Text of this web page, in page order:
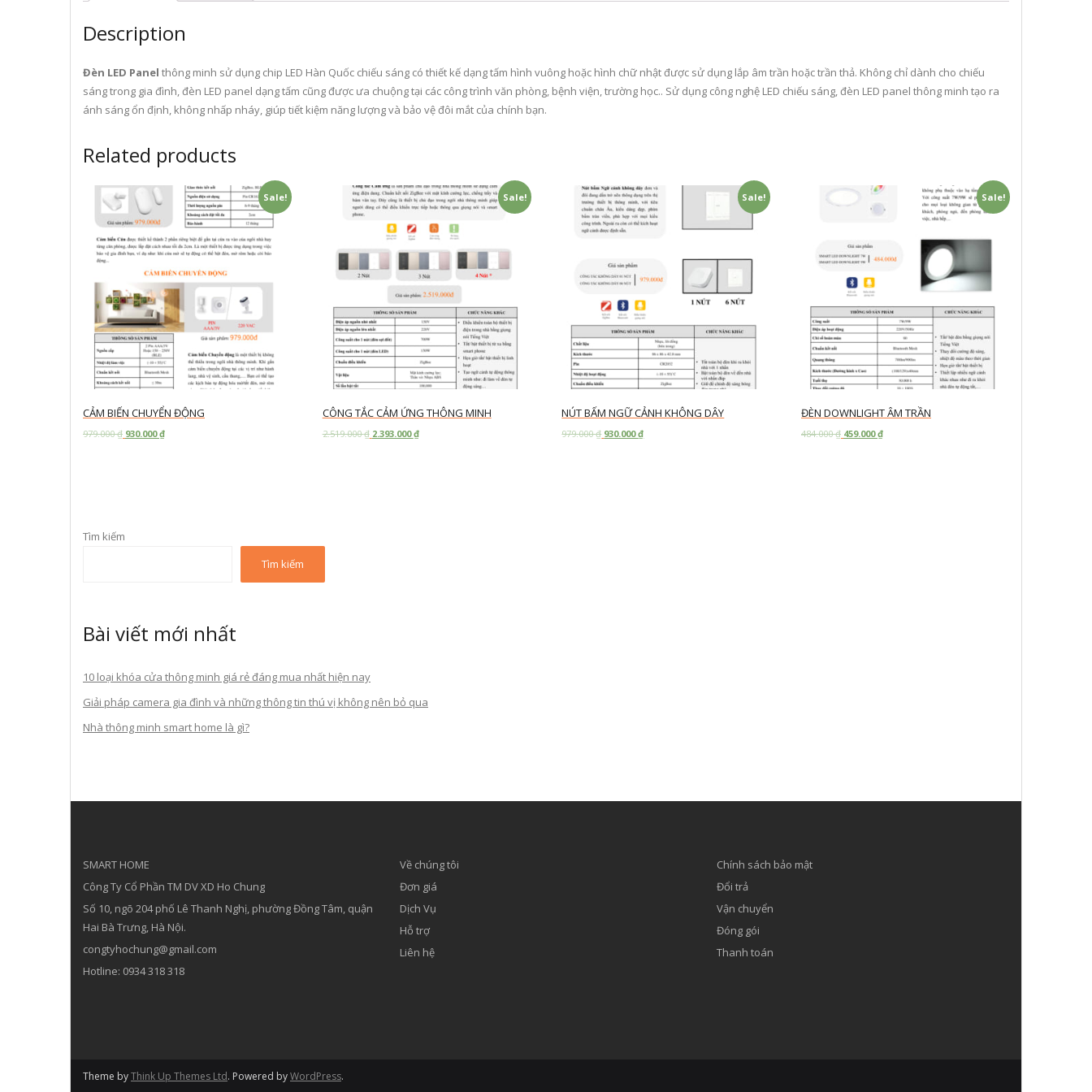
Description
Đèn LED Panel thông minh sử dụng chip LED Hàn Quốc chiếu sáng có thiết kế dạng tấm hình vuông hoặc hình chữ nhật được sử dụng lắp âm trần hoặc trần thả. Không chỉ dành cho chiếu
sáng trong gia đình, đèn LED panel dạng tấm cũng được ưa chuộng tại các công trình văn phòng, bệnh viện, trường học.. Sử dụng công nghệ LED chiếu sáng, đèn LED panel thông minh tạo ra
ánh sáng ổn định, không nhấp nháy, giúp tiết kiệm năng lượng và bảo vệ đôi mắt của chính bạn.
Related products
Sale!
CẢM BIẾN CHUYỂN ĐỘNG
979.000₫ 930.000₫
Sale!
CÔNG TẮC CẢM ỨNG THÔNG MINH
2.519.000₫ 2.393.000₫
Sale!
NÚT BẤM NGỮ CẢNH KHÔNG DÂY
979.000₫ 930.000₫
Sale!
ĐÈN DOWNLIGHT ÂM TRẦN
484.000₫ 459.000₫
Tìm kiếm
Tìm kiếm
Bài viết mới nhất
10 loại khóa cửa thông minh giá rẻ đáng mua nhất hiện nay
Giải pháp camera gia đình và những thông tin thú vị không nên bỏ qua
Nhà thông minh smart home là gì?
SMART HOME
Công Ty Cổ Phần TM DV XD Ho Chung
Số 10, ngõ 204 phố Lê Thanh Nghị, phường Đồng Tâm, quận
Hai Bà Trưng, Hà Nội.
congtyhochung@gmail.com
Hotline: 0934 318 318
Về chúng tôi
Đơn giá
Dịch Vụ
Hỗ trợ
Liên hệ
Chính sách bảo mật
Đổi trả
Vận chuyển
Đóng gói
Thanh toán
Theme byThink Up Themes Ltd. Powered byWordPress.